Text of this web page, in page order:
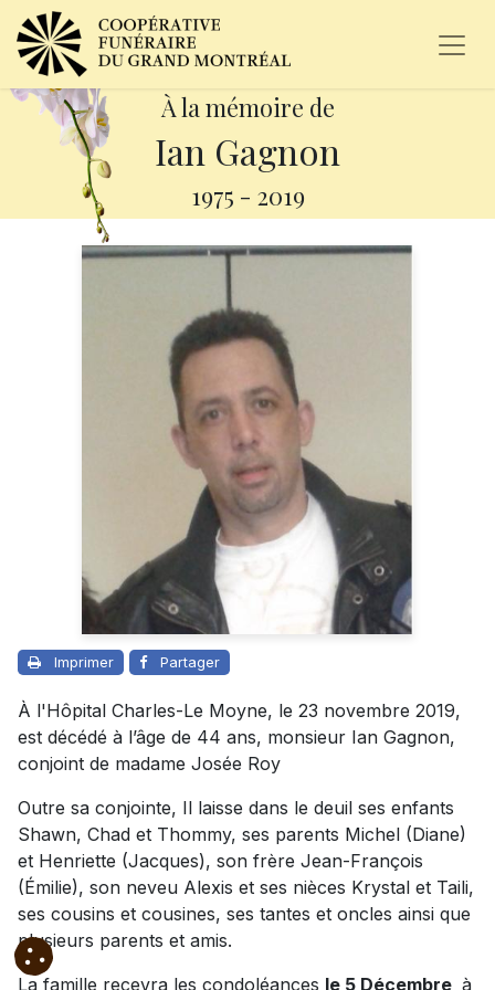
À la mémoire de
Ian Gagnon
1975 - 2019
Imprimer Partager
À l'Hôpital Charles-Le Moyne, le 23 novembre 2019,
est décédé à l’âge de 44 ans, monsieur Ian Gagnon,
conjoint de madame Josée Roy
Outre sa conjointe, Il laisse dans le deuil ses enfants
Shawn, Chad et Thommy, ses parents Michel (Diane)
et Henriette (Jacques), son frère Jean-François
(Émilie), son neveu Alexis et ses nièces Krystal et Taili,
ses cousins et cousines, ses tantes et oncles ainsi que
plusieurs parents et amis.
La famille recevra les condoléances le 5 Décembre à